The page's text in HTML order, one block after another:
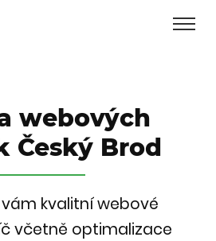
webových
Český Brod
kvalitní webové
včetně optimalizace